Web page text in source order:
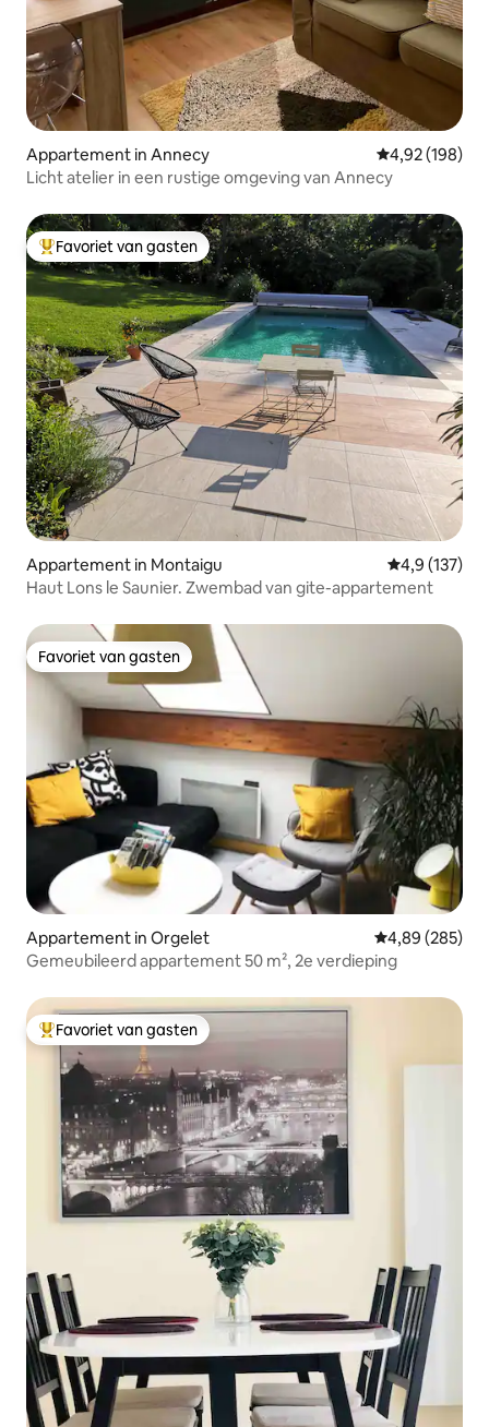
Appartement in Annecy Gemiddelde
4,92 (198)
Licht atelier in een rustige omgeving van Annecy
Topfavoriet van gasten
Favoriet van gasten
Appartement in Montaigu Gemiddelde
4,9 (137)
Haut Lons le Saunier. Zwembad van gite-appartement
Favoriet van gasten
Favoriet van gasten
Appartement in Orgelet Gemiddelde
4,89 (285)
Gemeubileerd appartement 50 m², 2e verdieping
Topfavoriet van gasten
Favoriet van gasten